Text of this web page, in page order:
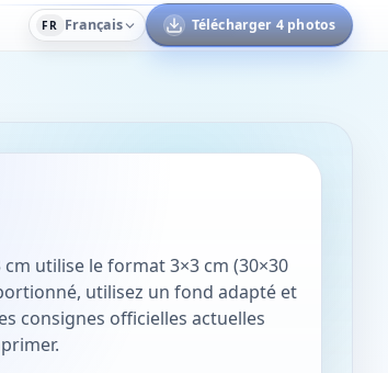
FR Français Télécharger 4 photos
utilise le format 3×3 cm (30×30
utilisez un fond adapté et
consignes officielles actuelles